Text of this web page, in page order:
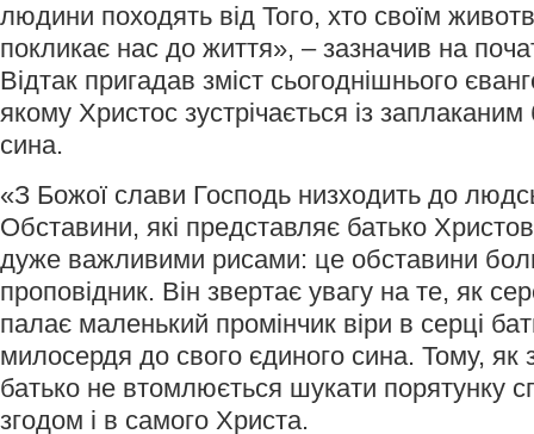
людини походять від Того, хто своїм
покликає нас до життя», – зазначив на
Відтак пригадав зміст сьогоднішнього
якому Христос зустрічається із заплаканим
сина.
«З Божої слави Господь низходить до
Обставини, які представляє батько
дуже важливими рисами: це обставини
проповідник. Він звертає увагу на те, як
палає маленький промінчик віри в серці
милосердя до свого єдиного сина. Тому, як
батько не втомлюється шукати порятунку
згодом і в самого Христа.